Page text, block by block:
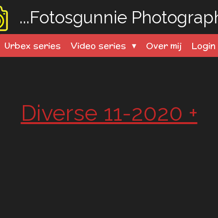
...Fotosgunnie
Urbex series Video series Over mij Login
Diverse 11-2020 +